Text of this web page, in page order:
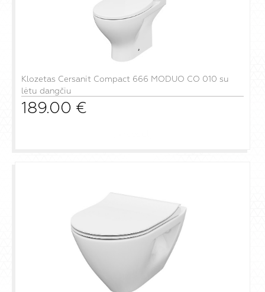
Klozetas Cersanit Compact 666 MODUO CO 010 su
lėtu dangčiu
189.00 €